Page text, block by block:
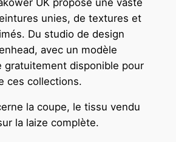
unies, de textures et
Du studio de design
avec un modèle
gratuitement disponible pour
ces collections.
la coupe, le tissu vendu
la laize complète.